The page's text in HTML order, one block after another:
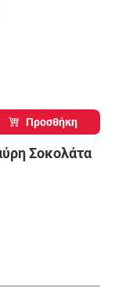
Προσθήκη
Σοκολάτα